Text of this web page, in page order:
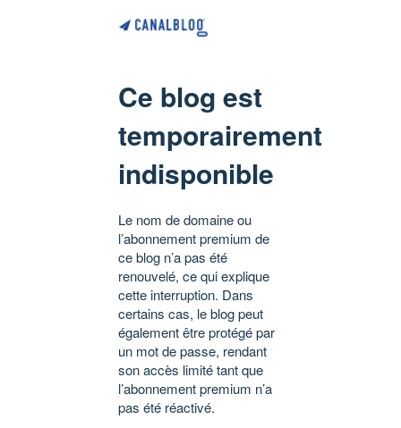
Ce blog est
temporairement
indisponible
Le nom de domaine ou
l’abonnement premium de
ce blog n’a pas été
renouvelé, ce qui explique
cette interruption. Dans
certains cas, le blog peut
également être protégé par
un mot de passe, rendant
son accès limité tant que
l’abonnement premium n’a
pas été réactivé.